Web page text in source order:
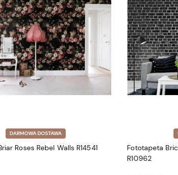
DARMOWA DOSTAWA
Roses Rebel Walls R14541
Fototapeta
R10962